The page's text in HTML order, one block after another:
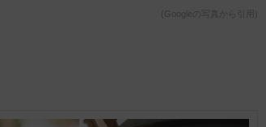
(Googleの写真から引用)